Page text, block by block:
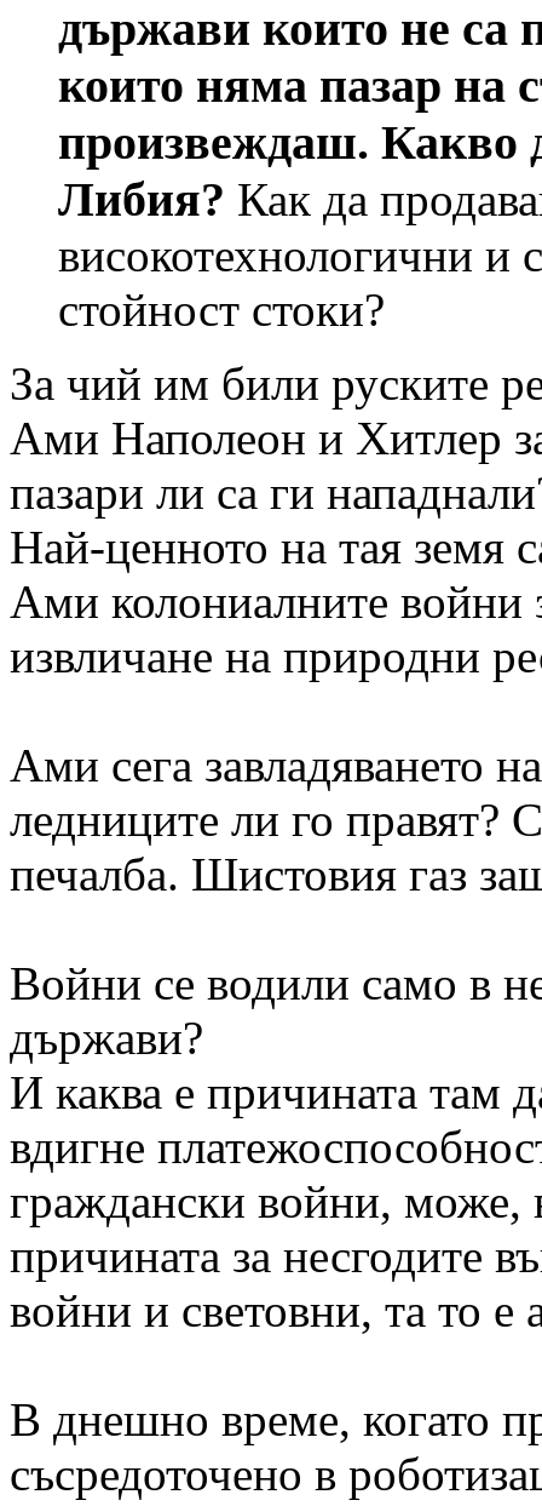
държави които не са
които няма пазар на
произвеждаш. Какво
Либия? Как да
високотехнологични и
стойност стоки?
За чий им били руските
Ами Наполеон и Хитлер
пазари ли са ги
Най-ценното на тая земя
Ами колониалните войни
извличане на природни
Ами сега завладяването
ледниците ли го правят?
печалба. Шистовия газ
Войни се водили само в
държави?
И каква е причината там
вдигне
граждански войни, може,
причината за несгодите
войни и световни, та то е
В днешно време, когато
съсредоточено в